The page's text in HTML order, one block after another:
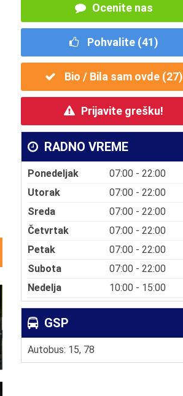
Ocenite nas
Pohvalite (41)
Bio / Bila sam ovde (27)
Prijavite grešku!
RADNO VREME
Ponedeljak
07:00 - 22:00
Utorak
07:00 - 22:00
Sreda
07:00 - 22:00
Četvrtak
07:00 - 22:00
Petak
07:00 - 22:00
Subota
07:00 - 22:00
Nedelja
10:00 - 15:00
GSP
Autobus: 15, 78